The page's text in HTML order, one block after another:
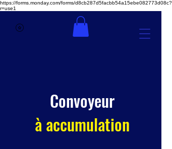
https://forms.monday.com/forms/d8cb287d5facbb54a15ebe082773d08c?
r=use1
Convoyeur
à accumulation